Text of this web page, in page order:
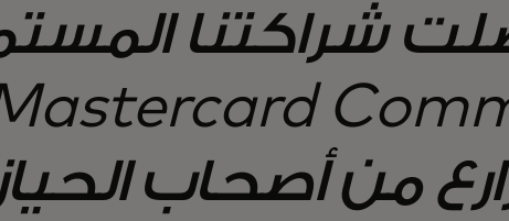
شراكتنا
من أصحاب